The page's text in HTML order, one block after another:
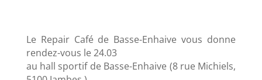
Le Repair Café de Basse-Enhaive vous donne
rendez-vous le 24.03
au hall sportif de Basse-Enhaive (8 rue Michiels,